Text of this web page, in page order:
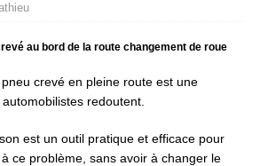
au bord de la route changement de roue
crevé en pleine route est une
redoutent.
est un outil pratique et efficace pour
ce problème, sans avoir à changer le